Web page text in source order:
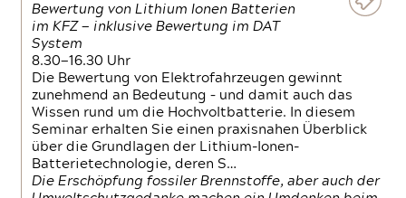
Bewertung von Lithium Ionen Batterien
im KFZ — inklusive Bewertung im DAT
System
8.30—16.30 Uhr
Die Bewertung von Elektrofahrzeugen gewinnt
zunehmend an Bedeutung – und damit auch das
Wissen rund um die Hochvoltbatterie. In diesem
Seminar erhalten Sie einen praxisnahen Überblick
über die Grundlagen der Lithium-Ionen-
Batterietechnologie, deren S…
Die Erschöpfung fossiler Brennstoffe, aber auch der